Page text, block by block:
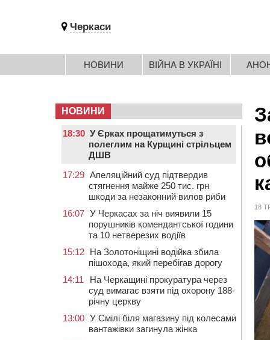
Черкаси
НОВИНИ ВІЙНА В УКРАЇНІ
18
НОВИНИ
18:30 У Єрках прощатимуться з
полеглим на Курщині стрільцем
ДШВ
17:29 Апеляційний суд підтвердив
стягнення майже 250 тис. грн
шкоди за незаконний вилов риби
16:07 У Черкасах за ніч виявили 15
порушників комендантської години
та 10 нетверезих водіїв
15:12 На Золотоніщині водійка збила
пішохода, який перебігав дорогу
14:11
На Черкащині прокуратура через
суд вимагає взяти під охорону 188-
річну церкву
13:00 У Смілі біля магазину під колесами
вантажівки загинула жінка